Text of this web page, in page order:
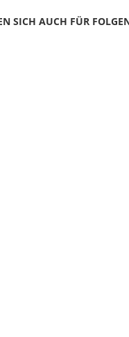
SICH AUCH FÜR